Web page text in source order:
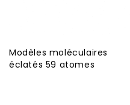
Modèles moléculaires
éclatés 59 atomes